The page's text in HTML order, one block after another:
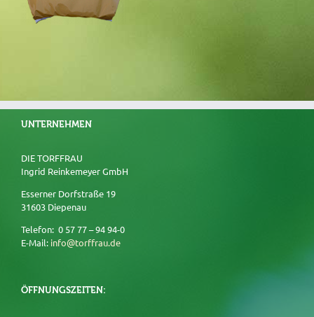
UNTERNEHMEN
DIE TORFFRAU
Ingrid Reinkemeyer GmbH
Esserner Dorfstraße 19
31603 Diepenau
Telefon: 0 57 77 – 94 94-0
E-Mail: info@torffrau.de
ÖFFNUNGSZEITEN: